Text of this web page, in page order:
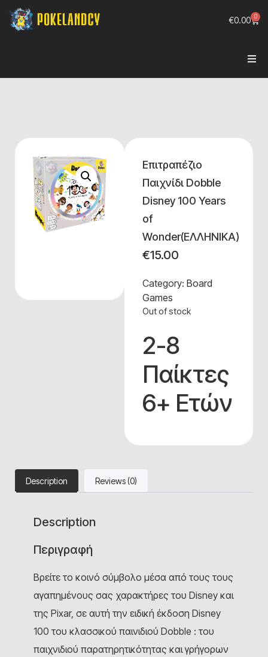
€0.00 0
Επιτραπέζιο
Παιχνίδι Dobble
Disney 100 Years
of
Wonder(ΕΛΛΗΝΙΚΑ)
€15.00
Category: Board
Games
Out of stock
2-8
Παίκτες
6+ Ετών
Description Reviews (0)
Description
Περιγραφή
Βρείτε το κοινό σύμβολο μέσα από τους τους
αγαπημένους σας χαρακτήρες του Disney και
της Pixar, σε αυτή την ειδική έκδοση Disney
100 του κλασσικού παινιδιού Dobble : του
παιχνιδιού παρατηρητικότητας και γρήγορων